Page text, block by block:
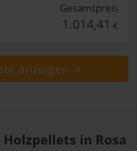
Gesamtpreis
1.014,41 €
anzeigen
Holzpellets in Rosa